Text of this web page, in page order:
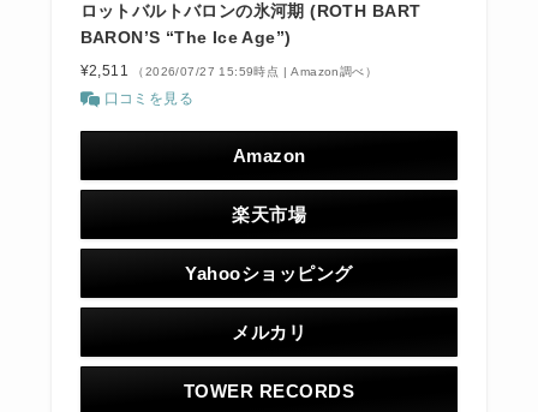
ロットバルトバロンの氷河期 (ROTH BART
BARON’S “The Ice Age”)
¥2,511 （2026/07/27 15:59時点 | Amazon調べ）
口コミを見る
Amazon
楽天市場
Yahooショッピング
メルカリ
TOWER RECORDS